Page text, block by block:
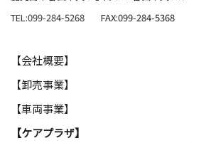
TEL:099-284-5268
FAX:099-284-5368
【会社概要】
【卸売事業】
【車両事業】
【ケアプラザ】